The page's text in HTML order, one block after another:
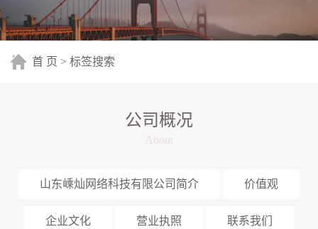
首 页 > 标签搜索
公司概况
山东嵊灿网络科技有限公司简介 价值观
企业文化 营业执照 联系我们